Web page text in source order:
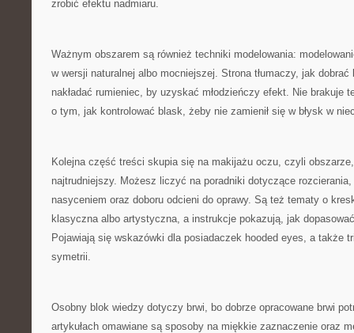
zrobić efektu nadmiaru.
Ważnym obszarem są również techniki modelowania:
w wersji naturalnej albo mocniejszej. Strona tłumaczy, jak
nakładać rumieniec, by uzyskać młodzieńczy efekt. Nie brakuje
o tym, jak kontrolować blask, żeby nie zamienił się w błysk w
Kolejna część treści skupia się na makijażu oczu, czyli
najtrudniejszy. Możesz liczyć na poradniki dotyczące
nasyceniem oraz doboru odcieni do oprawy. Są też tematy o
klasyczna albo artystyczna, a instrukcje pokazują, jak
Pojawiają się wskazówki dla posiadaczek hooded eyes, a także
symetrii.
Osobny blok wiedzy dotyczy brwi, bo dobrze opracowane brwi
artykułach omawiane są sposoby na miękkie zaznaczenie oraz